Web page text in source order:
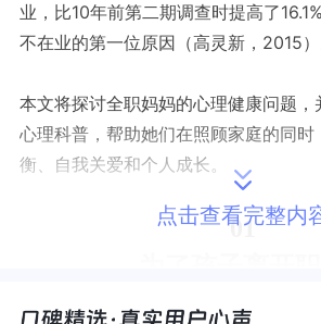
业，比10年前第二期调查时提高了
不在业的第一位原因（高灵新，2015）
本文将探讨全职妈妈的心理健康问题，
心理科普，帮助她们在照顾家庭的同时
衡、自我关爱和个人成长。
01
点击查看完整内